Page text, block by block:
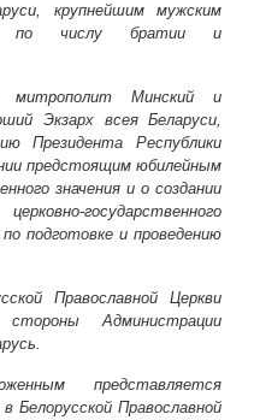
крупнейшим мужским
по числу братии и
Минский и
Экзарх всея Беларуси,
Президента Республики
предстоящим юбилейным
значения и о создании
государственного
подготовке и проведению
Православной Церкви
Администрации
представляется
Белорусской Православной